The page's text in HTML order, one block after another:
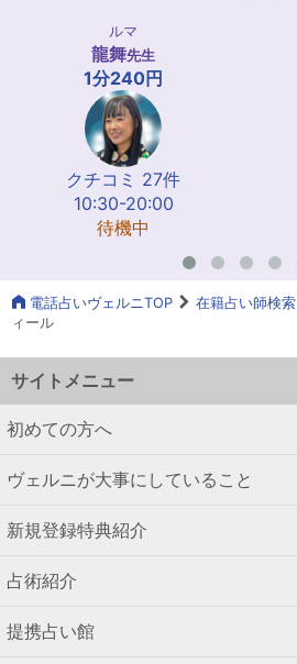
ルマ
龍舞先生
1分240円
クチコミ 27件
10:30-20:00
待機中
電話占いヴェルニTOP 在籍占い師検索
ィール
サイトメニュー
初めての方へ
ヴェルニが大事にしていること
新規登録特典紹介
占術紹介
提携占い館